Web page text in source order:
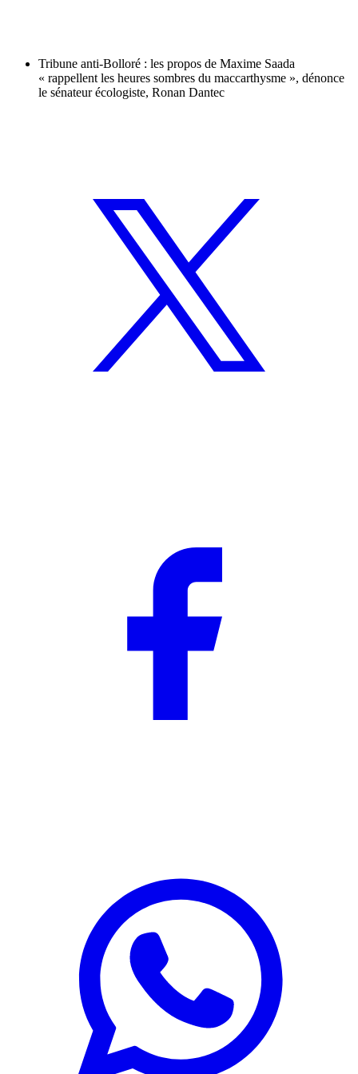
Tribune anti-Bolloré : les propos de Maxime Saada
« rappellent les heures sombres du maccarthysme », dénonce
le sénateur écologiste, Ronan Dantec